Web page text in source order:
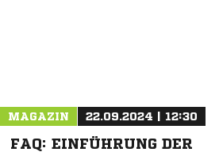
MAGAZIN 22.09.2024 | 12:30
FAQ: EINFÜHRUNG DER